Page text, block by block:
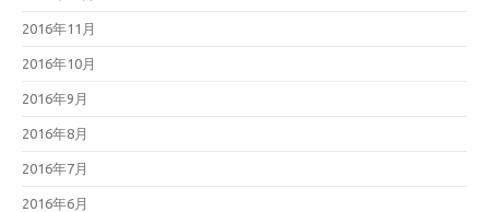
2016年11月
2016年10月
2016年9月
2016年8月
2016年7月
2016年6月